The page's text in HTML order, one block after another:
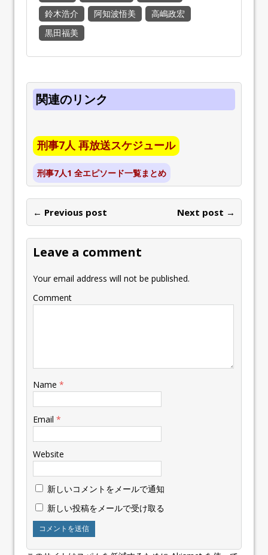
鈴木浩介
阿知波悟美
高嶋政宏
黒田福美
関連のリンク
刑事7人 再放送スケジュール
刑事7人1 全エピソード一覧まとめ
← Previous post Next post →
Leave a comment
Your email address will not be published.
Comment
Name *
Email *
Website
新しいコメントをメールで通知
新しい投稿をメールで受け取る